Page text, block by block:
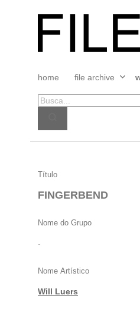
FILE
FESTIVAL
home file archive
Abrir
FINGERBEND
Título
FINGERBEND
Nome do Grupo
-
Nome Artístico
Will Luers